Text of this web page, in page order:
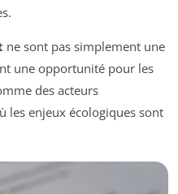
ne sont pas simplement une
une opportunité pour les
des acteurs
les enjeux écologiques sont